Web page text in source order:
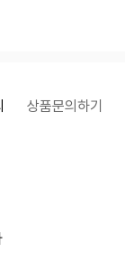
상품문의하기